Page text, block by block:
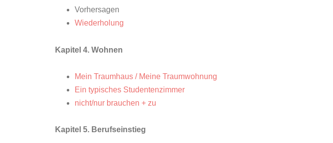
Vorhersagen
Wiederholung
Kapitel 4. Wohnen
Mein Traumhaus / Meine Traumwohnung
Ein typisches Studentenzimmer
nicht/nur brauchen + zu
Kapitel 5. Berufseinstieg